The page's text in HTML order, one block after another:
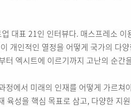
대표 21인 인터뷰다. 매스프레소
개인적인 열정을 어떻게 국가의 다
터 엑시트에 이르기까지 고난의 순간
정에서 미래의 인재를 어떻게 가르쳐
육성을 핵심 목표로 삼고, 다양한 지